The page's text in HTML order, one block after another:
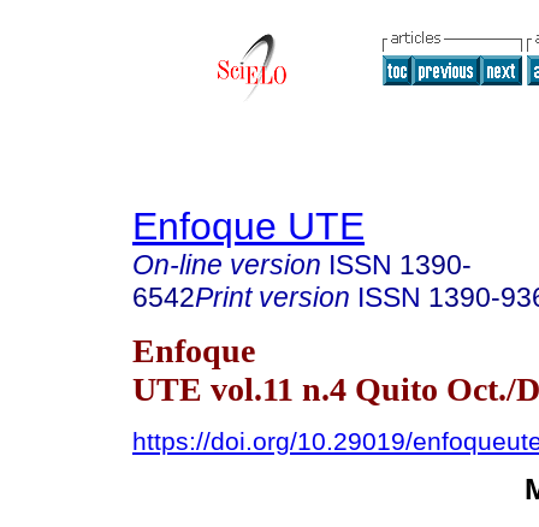
Enfoque UTE
On-line version ISSN 1390-
6542Print version ISSN 1390-
Enfoque
UTE vol.11 n.4 Quito Oct./
https://doi.org/10.29019/